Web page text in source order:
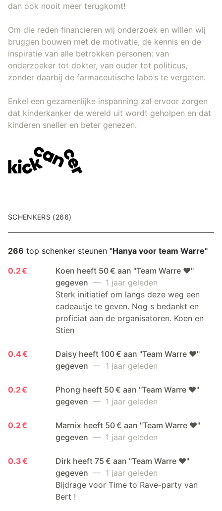
dan ook nooit meer terugkomt!
Om die reden financieren wij onderzoek en willen wij
bruggen bouwen met de motivatie, de kennis en de
inspiratie van alle betrokken personen: van
onderzoeker tot dokter, van ouder tot politicus,
zonder daarbij de farmaceutische labo’s te vergeten.
Enkel een gezamenlijke inspanning zal ervoor zorgen
dat kinderkanker de wereld uit wordt geholpen en dat
kinderen sneller en beter genezen.
SCHENKERS (266)
266 top schenker steunen "Hanya voor team Warre"
0.2 €
Koen heeft 50 € aan "Team Warre ❤️"
gegeven — 1 jaar geleden
Sterk initiatief om langs deze weg een
cadeautje te geven. Nog s bedankt en
proficiat aan de organisatoren. Koen en
Stien
0.4 €
Daisy heeft 100 € aan "Team Warre ❤️"
gegeven — 1 jaar geleden
0.2 €
Phong heeft 50 € aan "Team Warre ❤️"
gegeven — 1 jaar geleden
0.2 €
Marnix heeft 50 € aan "Team Warre ❤️"
gegeven — 1 jaar geleden
0.3 €
Dirk heeft 75 € aan "Team Warre ❤️"
gegeven — 1 jaar geleden
Bijdrage voor Time to Rave-party van
Bert !